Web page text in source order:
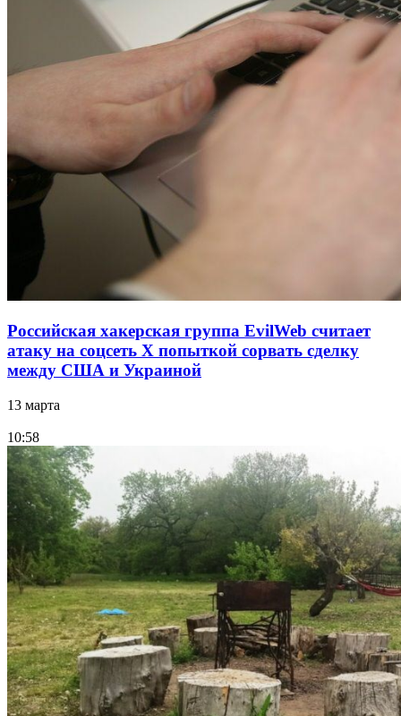
Российская хакерская группа EvilWeb считает
атаку на соцсеть Х попыткой сорвать сделку
между США и Украиной
13 марта
10:58